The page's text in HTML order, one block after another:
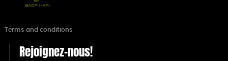
Terms and conditions
Rejoignez-nous!